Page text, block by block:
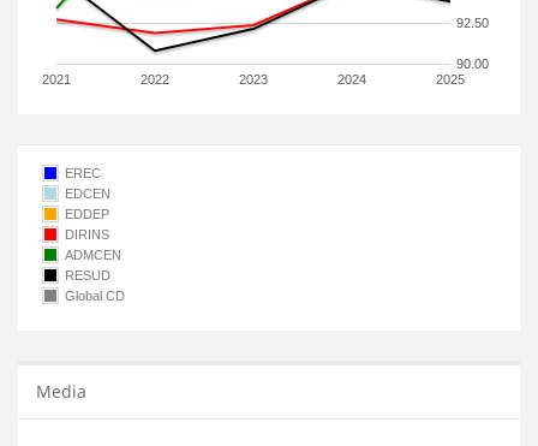
2021 2022 2023 2024 2025
90.00
92.50
EREC
EDCEN
EDDEP
DIRINS
ADMCEN
RESUD
Global CD
Media